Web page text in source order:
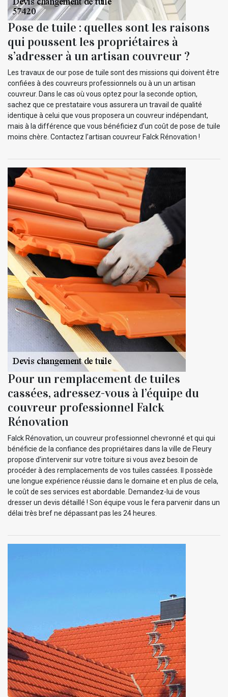
Pose de tuile : quelles sont les raisons
qui poussent les propriétaires à
s’adresser à un artisan couvreur ?
Les travaux de our pose de tuile sont des missions qui doivent être
confiées à des couvreurs professionnels ou à un un artisan
couvreur. Dans le cas où vous optez pour la seconde option,
sachez que ce prestataire vous assurera un travail de qualité
identique à celui que vous proposera un couvreur indépendant,
mais à la différence que vous bénéficiez d’un coût de pose de tuile
moins chère. Contactez l’artisan couvreur Falck Rénovation !
Pour un remplacement de tuiles
cassées, adressez-vous à l’équipe du
couvreur professionnel Falck
Rénovation
Falck Rénovation, un couvreur professionnel chevronné et qui qui
bénéficie de la confiance des propriétaires dans la ville de Fleury
propose d’intervenir sur votre toiture si vous avez besoin de
procéder à des remplacements de vos tuiles cassées. Il possède
une longue expérience réussie dans le domaine et en plus de cela,
le coût de ses services est abordable. Demandez-lui de vous
dresser un devis détaillé ! Son équipe vous le fera parvenir dans un
délai très bref ne dépassant pas les 24 heures.